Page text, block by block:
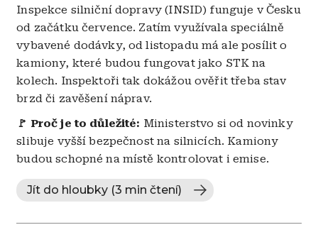
Inspekce silniční dopravy (INSID) funguje v Česku
od začátku července. Zatím využívala speciálně
vybavené dodávky, od listopadu má ale posílit o
kamiony, které budou fungovat jako STK na
kolech. Inspektoři tak dokážou ověřit třeba stav
brzd či zavěšení náprav.
🚩 Proč je to důležité: Ministerstvo si od novinky
slibuje vyšší bezpečnost na silnicích. Kamiony
budou schopné na místě kontrolovat i emise.
Jít do hloubky (3 min čtení)